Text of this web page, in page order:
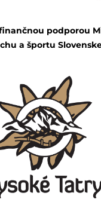
podporou
a športu